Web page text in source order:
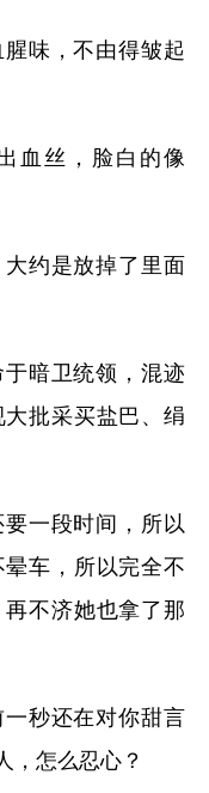
味，不由得皱起
血丝，脸白的像
约是放掉了里面
暗卫统领，混迹
批采买盐巴、绢
一段时间，所以
车，所以完全不
不济她也拿了那
秒还在对你甜言
，怎么忍心？